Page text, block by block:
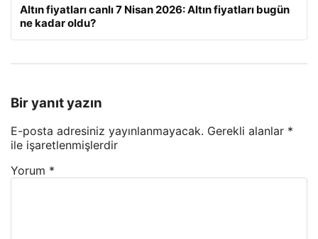
Altın fiyatları canlı 7 Nisan 2026: Altın fiyatları bugün
ne kadar oldu?
Bir yanıt yazın
E-posta adresiniz yayınlanmayacak. Gerekli alanlar *
ile işaretlenmişlerdir
Yorum *